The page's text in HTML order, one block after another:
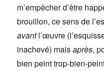
m’empêcher d’être
brouillon, ce sens de
avantl’œuvre
inachevé) maisaprès,
bien peint trop-bien-